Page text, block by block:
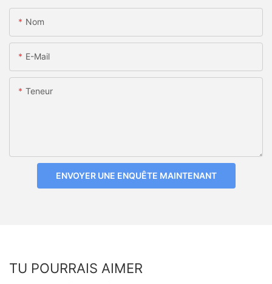
Nom
E-Mail
Teneur
ENVOYER UNE ENQUÊTE MAINTENANT
TU POURRAIS AIMER